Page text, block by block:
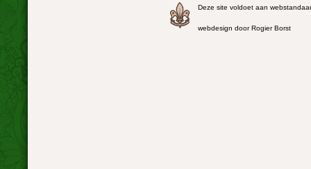
Deze site voldoet aan
webdesign door Rogier Borst